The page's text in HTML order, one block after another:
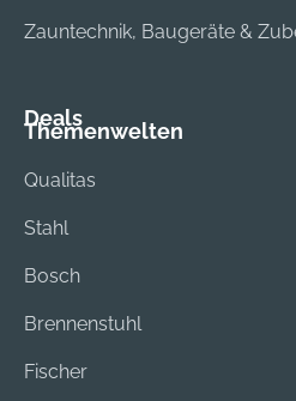
Zauntechnik, Baugeräte &
Deals
Themenwelten
Qualitas
Stahl
Bosch
Brennenstuhl
Fischer